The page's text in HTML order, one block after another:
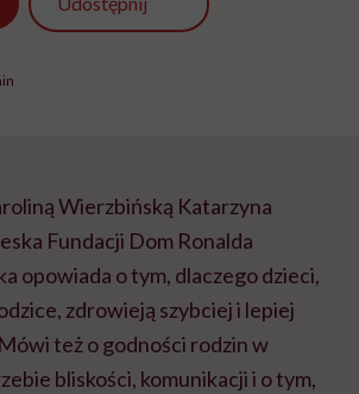
Wierzbińską Katarzyna
Fundacji Dom Ronalda
opowiada o tym, dlaczego dzieci,
zdrowieją szybciej i lepiej
też o godności rodzin w
bliskości, komunikacji i o tym,